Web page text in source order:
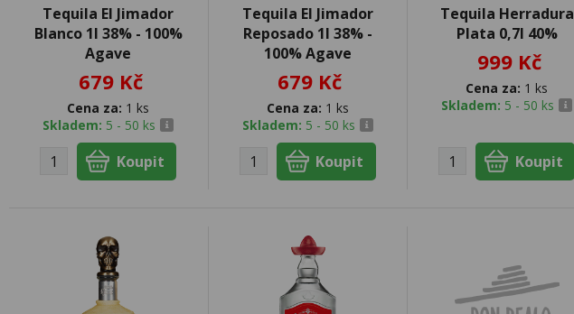
Tequila El Jimador
Blanco 1l 38% - 100%
Agave
679 Kč
Cena za: 1 ks
Skladem: 5 - 50 ks
Tequila El Jimador
Reposado 1l 38% -
100% Agave
679 Kč
Cena za: 1 ks
Skladem: 5 - 50 ks
Tequila Herradura
Plata 0,7l 40%
999 Kč
Cena za: 1 ks
Skladem: 5 - 50 ks